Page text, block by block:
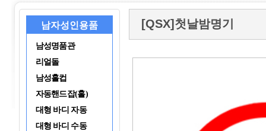
남자성인용품
남성명품관
리얼돌
남성홀컵
자동핸드잡(홀)
대형 바디 자동
대형 바디 수동
[QSX]첫날밤명기